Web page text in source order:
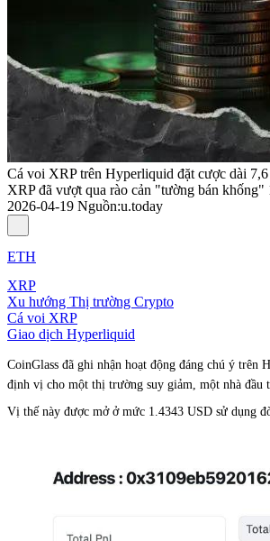
Cá voi XRP trên Hyperliquid đặt cược dài
XRP đã vượt qua rào cản "tường bán
2026-04-19 Nguồn:u.today
ETH
XRP
Xu hướng Thị trường Crypto
Cá voi XRP
Giao dịch Hyperliquid
CoinGlass đã ghi nhận hoạt động đáng chú ý
định vị cho một thị trường suy giảm, một nhà
Vị thế này được mở ở mức 1.4343 USD sử dụng